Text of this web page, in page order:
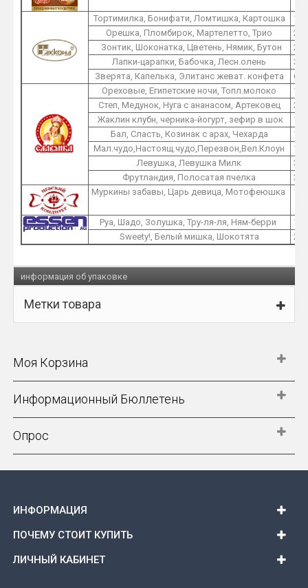
Тортимилка, Бонифати, Ломтишка, Картошка
1
Орешка, Пломбирок, Мартелетто, Трио
2
Зонтик, Шоконатка, Цветень, Нямик, Бутон
2
Лапки-царапки, Бабочка, Лесн.олень
3
Зверята, Капелька, Элитанс жеват. конфета
6
Ореховые, Египетские ночи, Топл.молоко
1
Степ, Медунок, Нуга с ананасом, Артековец
2
Жаклин клубн, черника-йогурт, зефир в шок
1
Бал, Сласть, Козинак с арах, Чехарда
1
Мал.чудо,Настоящ.чудо,Перезвон,Вел.Клоун
1
Левушка, Левушка Милк
3
Фрутландия, Полосатая пчелка
3
Муркины забавы, Царь девица, Мотофеюшка
1
Руа, Шадо, Золушка, Тру-ля-ля, Ням-берри
1
Sweety!, Белый мишка, Шокотята
2
информация об упаковке
Метки товара
Моя Корзина
Информационный Бюллетень
Опрос
ИНФОРМАЦИЯ
ПОЧЕМУ СТОИТ КУПИТЬ
ЛИЧНЫЙ КАБИНЕТ